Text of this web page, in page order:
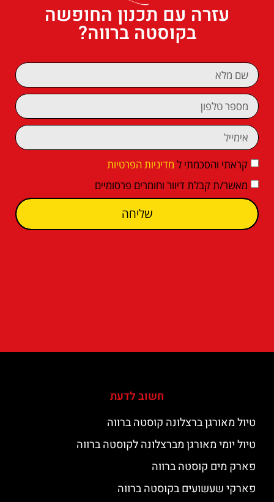
עזרה עם תכנון החופשה
בקוסטה ברווה?
קראתי והסכמתי ל מדיניות הפרטיות
מאשר/ת קבלת דיוור וחומרים פרסומיים
שליחה
חשוב לדעת
טיול מאורגן ברצלונה קוסטה ברווה
טיול יומי מאורגן מברצלונה לקוסטה ברווה
פארק מים קוסטה ברווה
פארקי שעשועים בקוסטה ברווה